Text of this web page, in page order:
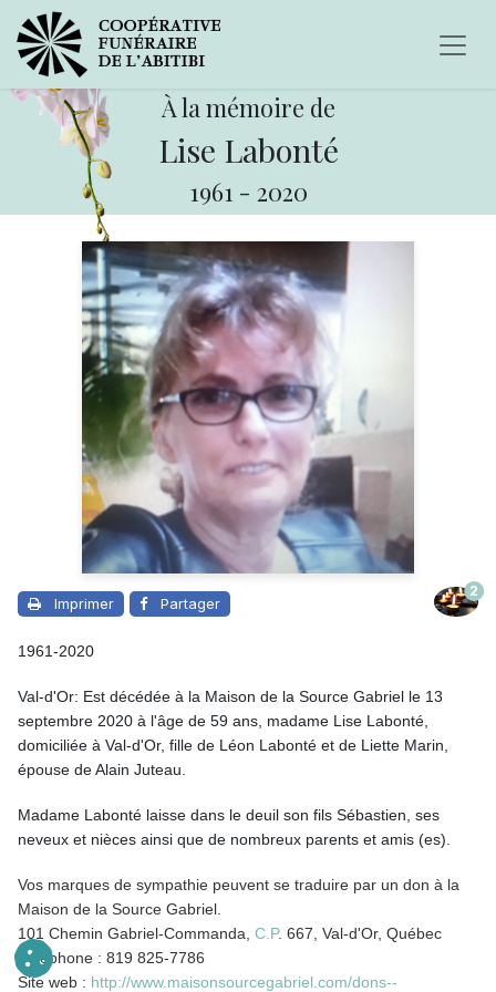
À la mémoire de
Lise Labonté
1961 - 2020
Imprimer Partager
2
1961-2020
Val-d'Or: Est décédée à la Maison de la Source Gabriel le 13
septembre 2020 à l'âge de 59 ans, madame Lise Labonté,
domiciliée à Val-d'Or, fille de Léon Labonté et de Liette Marin,
épouse de Alain Juteau.
Madame Labonté laisse dans le deuil son fils Sébastien, ses
neveux et nièces ainsi que de nombreux parents et amis (es).
Vos marques de sympathie peuvent se traduire par un don à la
Maison de la Source Gabriel.
101 Chemin Gabriel-Commanda, C.P. 667, Val-d'Or, Québec
Téléphone : 819 825-7786
Site web : http://www.maisonsourcegabriel.com/dons--